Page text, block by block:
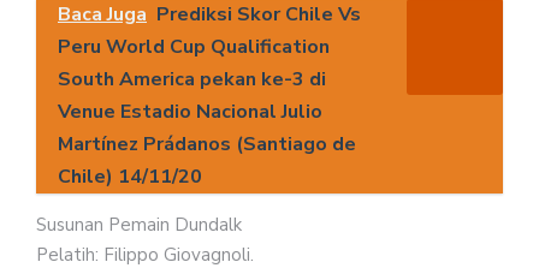
Baca Juga Prediksi Skor Chile Vs
Peru World Cup Qualification
South America pekan ke-3 di
Venue Estadio Nacional Julio
Martínez Prádanos (Santiago de
Chile) 14/11/20
Susunan Pemain Dundalk
Pelatih: Filippo Giovagnoli.